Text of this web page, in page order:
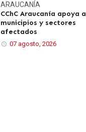
ARAUCANÍA
CChC Araucanía apoya a
municipios y sectores
afectados
07 agosto, 2026